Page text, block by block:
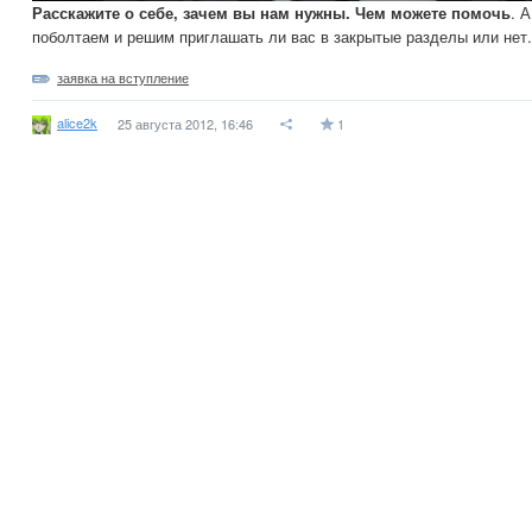
Расскажите о себе, зачем вы нам нужны. Чем можете помочь.
поболтаем и решим приглашать ли вас в закрытые разделы или нет.
заявка на вступление
alice2k 25 августа 2012, 16:46 1